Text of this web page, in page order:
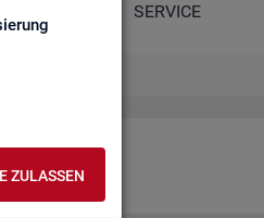
ZULASSEN
SERVICE